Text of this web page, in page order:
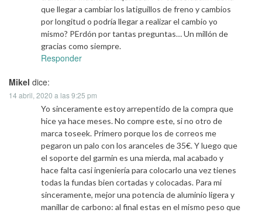
que llegar a cambiar los latiguillos de freno y cambios
por longitud o podría llegar a realizar el cambio yo
mismo? PErdón por tantas preguntas… Un millón de
gracias como siempre.
Responder
Mikel dice:
14 abril, 2020 a las 9:25 pm
Yo sinceramente estoy arrepentido de la compra que
hice ya hace meses. No compre este, si no otro de
marca toseek. Primero porque los de correos me
pegaron un palo con los aranceles de 35€. Y luego que
el soporte del garmin es una mierda, mal acabado y
hace falta casi ingeniería para colocarlo una vez tienes
todas la fundas bien cortadas y colocadas. Para mi
sinceramente, mejor una potencia de aluminio ligera y
manillar de carbono: al final estas en el mismo peso que